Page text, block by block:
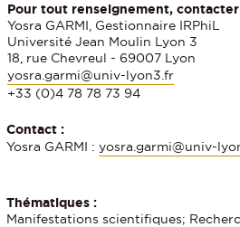
Pour tout renseignement,
Yosra GARMI, Gestionnaire IRPhiL
Université Jean Moulin Lyon 3
18, rue Chevreul - 69007 Lyon
yosra.garmi@univ-lyon3.fr
+33 (0)4 78 78 73 94
Contact :
Yosra GARMI : yosra.garmi@univ-
Thématiques :
Manifestations scientifiques;